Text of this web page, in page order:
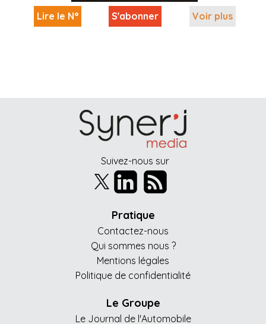
Lire le N° S'abonner Voir plus
Suivez-nous sur
Pratique
Contactez-nous
Qui sommes nous ?
Mentions légales
Politique de confidentialité
Le Groupe
Le Journal de l'Automobile